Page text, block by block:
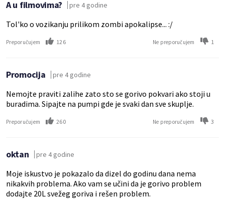
A u filmovima? pre 4 godine
Tol'ko o vozikanju prilikom zombi apokalipse... :/
Preporučujem 126 Ne preporučujem 1
Promocija pre 4 godine
Nemojte praviti zalihe zato sto se gorivo pokvari ako stoji u
buradima. Sipajte na pumpi gde je svaki dan sve skuplje.
Preporučujem 260 Ne preporučujem 3
oktan pre 4 godine
Moje iskustvo je pokazalo da dizel do godinu dana nema
nikakvih problema. Ako vam se učini da je gorivo problem
dodajte 20L svežeg goriva i rešen problem.